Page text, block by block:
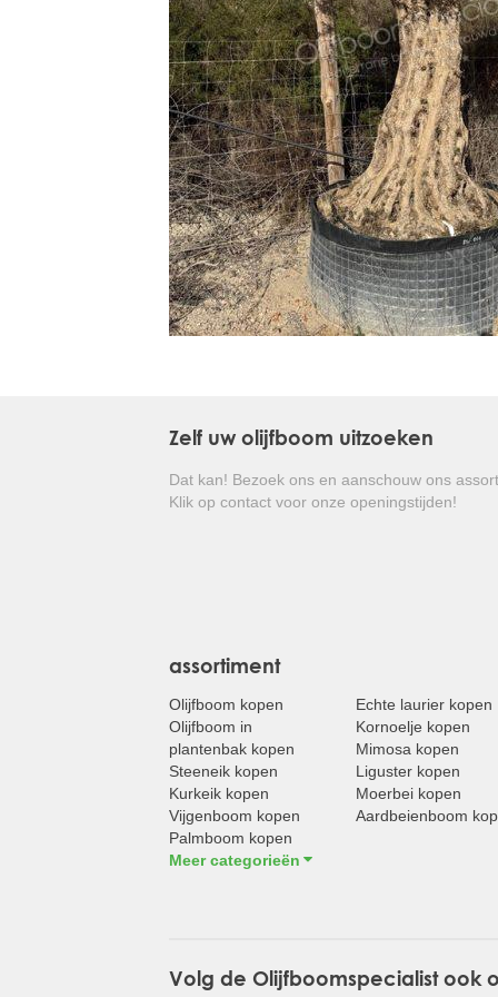
Treesafe
VORSTBESCHERMINGVOORBOMEN.NL
WINTERSCHUTZFUERBAEUME.DE
FROSTPROTECTIONFORTREES.CO.UK
Terracotta
TERRACOTTA.NL
TERRACOTTA.BE
TERRAKOTTA.DE
Zelf uw olijfboom uitzoeken
Dat kan! Bezoek ons en aanschouw ons
Klik op contact voor onze openingstijden!
assortiment
Olijfboom kopen
Olijfboom in
plantenbak kopen
Steeneik kopen
Kurkeik kopen
Vijgenboom kopen
Palmboom kopen
Meer categorieën
Echte laurier kopen
Kornoelje kopen
Mimosa kopen
Liguster kopen
Moerbei kopen
Aardbeienboom
Volg de Olijfboomspecialist ook